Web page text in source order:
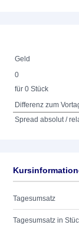
Geld
0
für 0 Stück
Differenz zum
Spread absolut /
Tagesumsatz
Tagesumsatz in